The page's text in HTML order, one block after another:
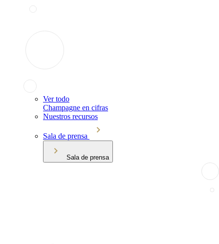
Ver todo
Champagne en cifras
Nuestros recursos
Sala de prensa
Sala de prensa